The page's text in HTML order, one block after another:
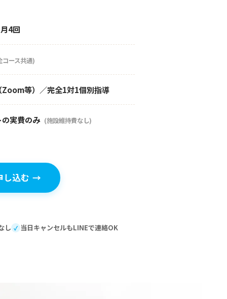
4回
コース共通)
Zoom等）／完全1対1個別指導
実費のみ (施設維持費なし)
し込む →
し ✓ 当日キャンセルもLINEで連絡OK